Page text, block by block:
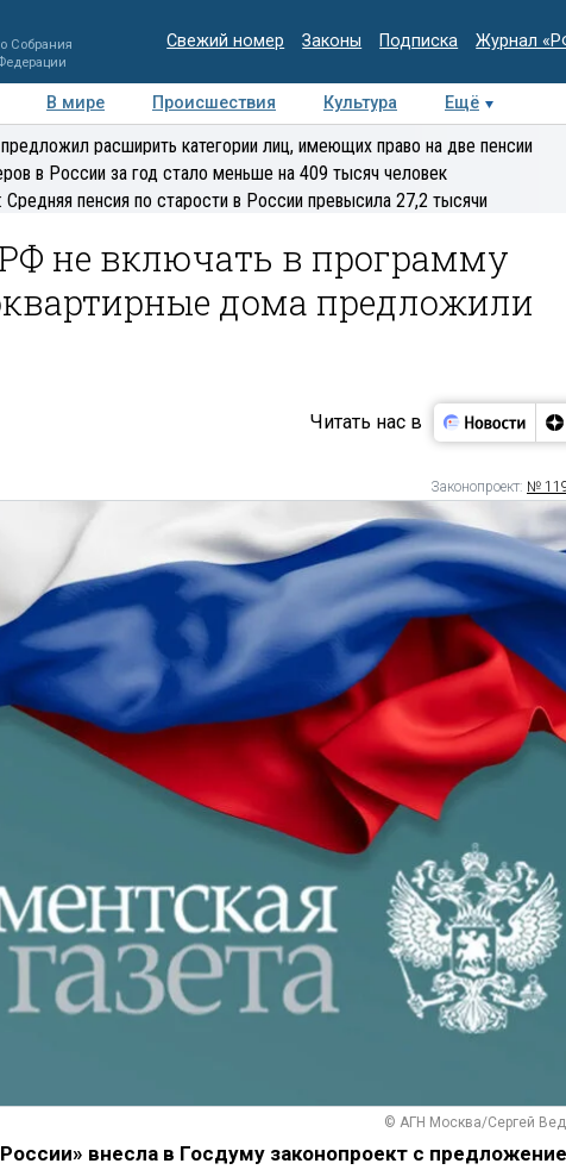
Собрания
Свежий номер Законы Подписка Журнал
В мире Происшествия Культура Ещё
Медиацентр Интервью Колумнисты
расширить категории лиц, имеющих право на две пенсии
в России за год стало меньше на 409 тысяч человек
пенсия по старости в России превысила 27,2 тысячи
не включать в программу
дома предложили
Читать нас в
Законопроект: №
© АГН Москва/Сергей
внесла в Госдуму законопроект с